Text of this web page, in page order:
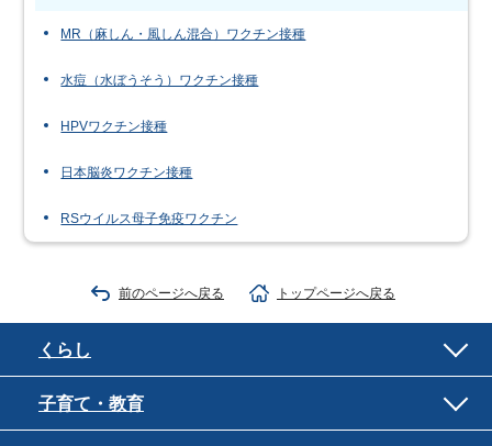
MR（麻しん・風しん混合）ワクチン接種
水痘（水ぼうそう）ワクチン接種
HPVワクチン接種
日本脳炎ワクチン接種
RSウイルス母子免疫ワクチン
前のページへ戻る トップページへ戻る
くらし
子育て・教育